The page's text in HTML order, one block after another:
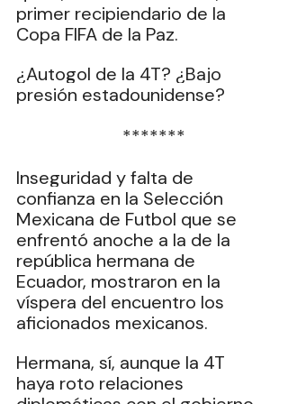
primer recipiendario de la
Copa FIFA de la Paz.
¿Autogol de la 4T? ¿Bajo
presión estadounidense?
*******
Inseguridad y falta de
confianza en la Selección
Mexicana de Futbol que se
enfrentó anoche a la de la
república hermana de
Ecuador, mostraron en la
víspera del encuentro los
aficionados mexicanos.
Hermana, sí, aunque la 4T
haya roto relaciones